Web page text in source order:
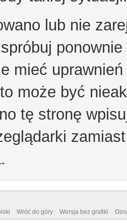
lub nie
ponownie
mieć
może być
tę stronę
Wróć do góry Wersja bez grafiki